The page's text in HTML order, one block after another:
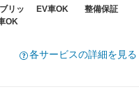
リッ
OK
EV車OK 整備保証
各サービスの詳細を見る